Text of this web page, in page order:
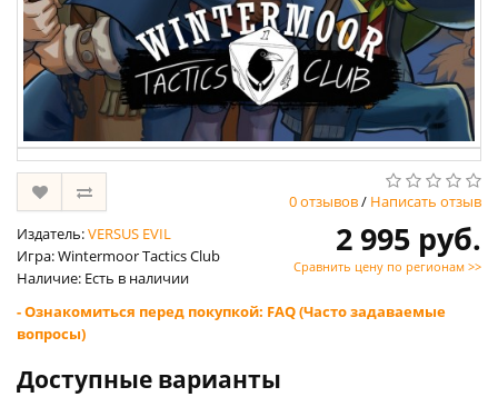
0 отзывов/ Написать отзыв
Издатель:VERSUS EVIL
Игра: Wintermoor Tactics Club
Наличие: Есть в наличии
2 995 руб.
Сравнить цену по регионам >>
- Ознакомиться перед покупкой: FAQ (Часто задаваемые
вопросы)
Доступные варианты